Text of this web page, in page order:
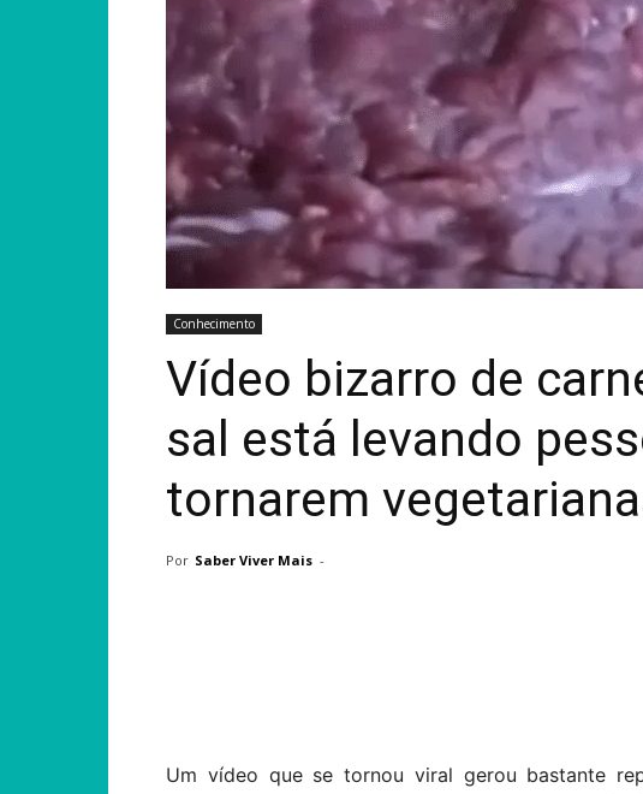
Conhecimento
Vídeo bizarro de
sal está levando
tornarem
Por Saber Viver Mais -
Um vídeo que se tornou viral gerou bastante